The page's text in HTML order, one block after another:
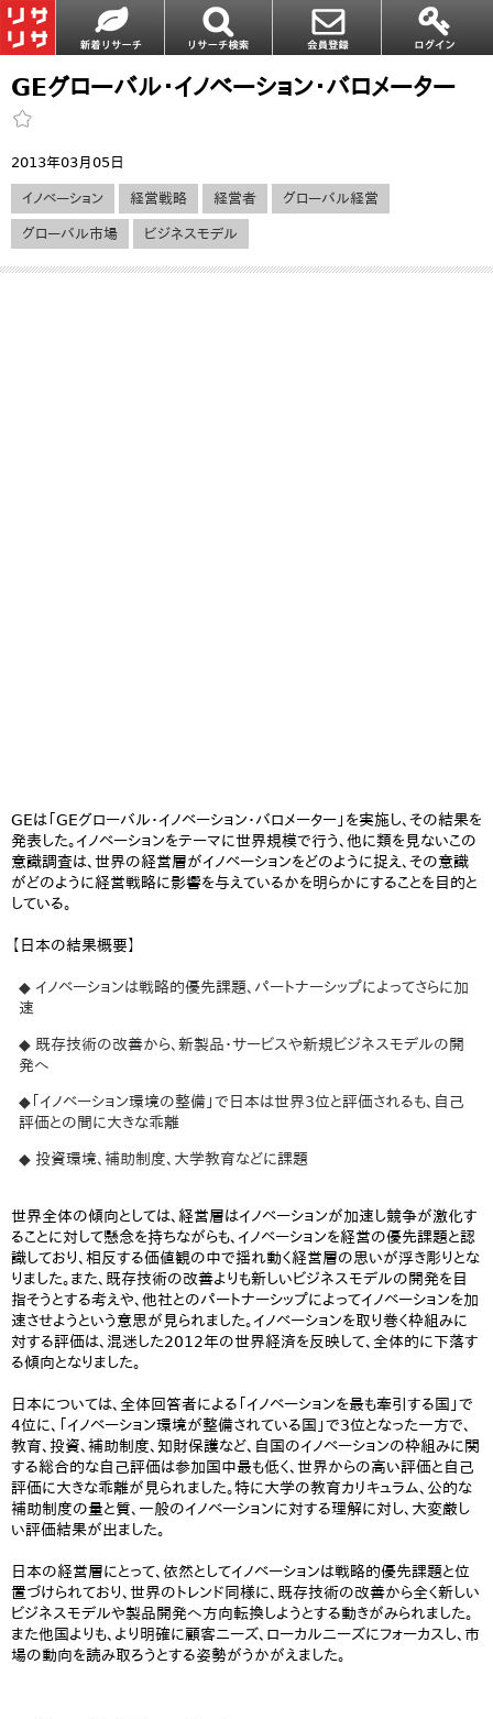
GEグローバル・イノベーション・バロメーター
2013年03月05日
イノベーション 経営戦略 経営者 グローバル経営
グローバル市場 ビジネスモデル
GEは「GEグローバル・イノベーション・バロメーター」を実施し、その結果を
発表した。イノベーションをテーマに世界規模で行う、他に類を見ないこの
意識調査は、世界の経営層がイノベーションをどのように捉え、その意識
がどのように経営戦略に影響を与えているかを明らかにすることを目的と
している。
【日本の結果概要】
◆ イノベーションは戦略的優先課題、パートナーシップによってさらに加
速
◆ 既存技術の改善から、新製品・サービスや新規ビジネスモデルの開
発へ
◆「イノベーション環境の整備」で日本は世界3位と評価されるも、自己
評価との間に大きな乖離
◆ 投資環境、補助制度、大学教育などに課題
世界全体の傾向としては、経営層はイノベーションが加速し競争が激化す
ることに対して懸念を持ちながらも、イノベーションを経営の優先課題と認
識しており、相反する価値観の中で揺れ動く経営層の思いが浮き彫りとな
りました。また、既存技術の改善よりも新しいビジネスモデルの開発を目
指そうとする考えや、他社とのパートナーシップによってイノベーションを加
速させようという意思が見られました。イノベーションを取り巻く枠組みに
対する評価は、混迷した2012年の世界経済を反映して、全体的に下落す
る傾向となりました。
日本については、全体回答者による「イノベーションを最も牽引する国」で
4位に、「イノベーション環境が整備されている国」で3位となった一方で、
教育、投資、補助制度、知財保護など、自国のイノベーションの枠組みに関
する総合的な自己評価は参加国中最も低く、世界からの高い評価と自己
評価に大きな乖離が見られました。特に大学の教育カリキュラム、公的な
補助制度の量と質、一般のイノベーションに対する理解に対し、大変厳し
い評価結果が出ました。
日本の経営層にとって、依然としてイノベーションは戦略的優先課題と位
置づけられており、世界のトレンド同様に、既存技術の改善から全く新しい
ビジネスモデルや製品開発へ方向転換しようとする動きがみられました。
また他国よりも、より明確に顧客ニーズ、ローカルニーズにフォーカスし、市
場の動向を読み取ろうとする姿勢がうかがえました。